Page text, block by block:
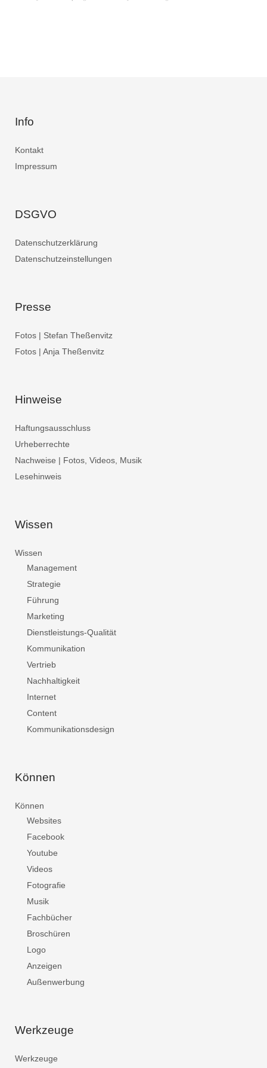
Info
Kontakt
Impressum
DSGVO
Datenschutzerklärung
Datenschutzeinstellungen
Presse
Fotos | Stefan Theßenvitz
Fotos | Anja Theßenvitz
Hinweise
Haftungsausschluss
Urheberrechte
Nachweise | Fotos, Videos, Musik
Lesehinweis
Wissen
Wissen
Management
Strategie
Führung
Marketing
Dienstleistungs-Qualität
Kommunikation
Vertrieb
Nachhaltigkeit
Internet
Content
Kommunikationsdesign
Können
Können
Websites
Facebook
Youtube
Videos
Fotografie
Musik
Fachbücher
Broschüren
Logo
Anzeigen
Außenwerbung
Werkzeuge
Werkzeuge